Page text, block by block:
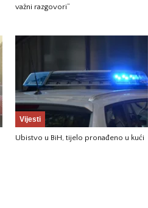
važni razgovori”
Vijesti
Ubistvo u BiH, tijelo pronađeno u kući